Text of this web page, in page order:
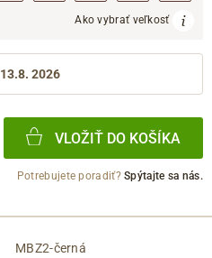
Ako vybrať veľkosť
13.8. 2026
VLOŽIŤ DO KOŠÍKA
Potrebujete poradiť?Spýtajte sa nás.
MBZ2-černá